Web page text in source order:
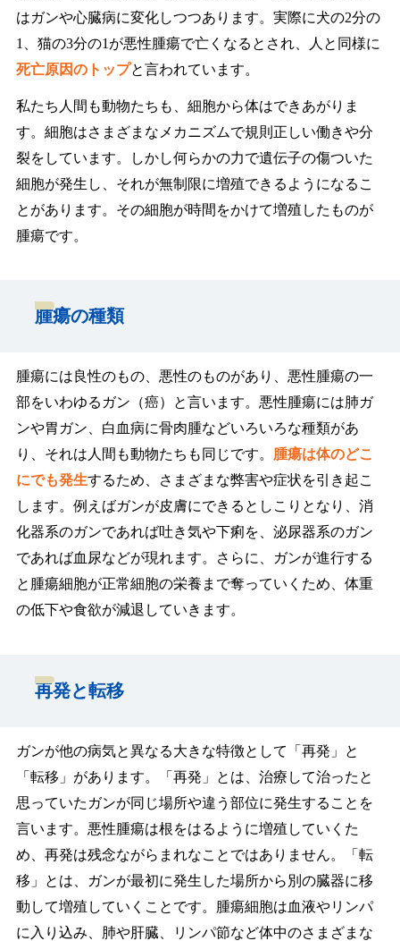
はガンや心臓病に変化しつつあります。実際に犬の2分の
1、猫の3分の1が悪性腫瘍で亡くなるとされ、人と同様に
死亡原因のトップと言われています。
私たち人間も動物たちも、細胞から体はできあがりま
す。細胞はさまざまなメカニズムで規則正しい働きや分
裂をしています。しかし何らかの力で遺伝子の傷ついた
細胞が発生し、それが無制限に増殖できるようになるこ
とがあります。その細胞が時間をかけて増殖したものが
腫瘍です。
腫瘍の種類
腫瘍には良性のもの、悪性のものがあり、悪性腫瘍の一
部をいわゆるガン（癌）と言います。悪性腫瘍には肺ガ
ンや胃ガン、白血病に骨肉腫などいろいろな種類があ
り、それは人間も動物たちも同じです。 腫瘍は体のどこ
にでも発生するため、さまざまな弊害や症状を引き起こ
します。例えばガンが皮膚にできるとしこりとなり、消
化器系のガンであれば吐き気や下痢を、泌尿器系のガン
であれば血尿などが現れます。さらに、ガンが進行する
と腫瘍細胞が正常細胞の栄養まで奪っていくため、体重
の低下や食欲が減退していきます。
再発と転移
ガンが他の病気と異なる大きな特徴として「再発」と
「転移」があります。「再発」とは、治療して治ったと
思っていたガンが同じ場所や違う部位に発生することを
言います。悪性腫瘍は根をはるように増殖していくた
め、再発は残念ながらまれなことではありません。「転
移」とは、ガンが最初に発生した場所から別の臓器に移
動して増殖していくことです。腫瘍細胞は血液やリンパ
に入り込み、肺や肝臓、リンパ節など体中のさまざまな